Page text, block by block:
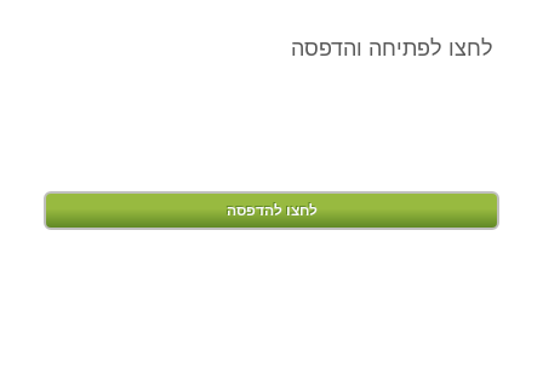
לחצו לפתיחה והדפסה
לחצו להדפסה